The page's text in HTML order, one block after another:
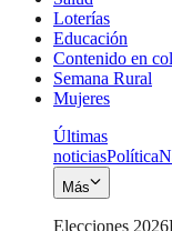
Loterías
Educación
Contenido en
Semana Rural
Mujeres
Últimas
noticiasPolítica
Más
Elecciones 2026